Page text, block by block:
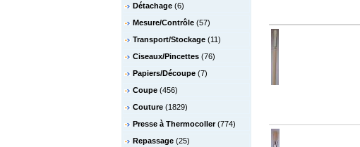
Détachage(6)
Mesure/Contrôle(57)
Transport/Stockage(11)
Ciseaux/Pincettes(76)
Papiers/Découpe(7)
Coupe(456)
Couture(1829)
Presse à Thermocoller(774)
Repassage(25)